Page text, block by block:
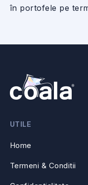
în portofele pe
UTILE
Home
Termeni & Conditii